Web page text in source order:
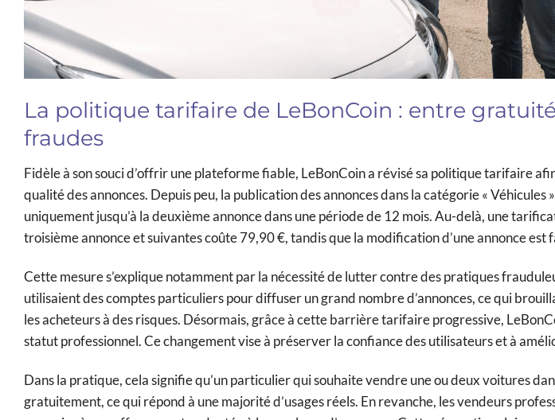
La politique tarifaire de LeBonCoin : entre
fraudes
Fidèle à son souci d’offrir une plateforme fiable, LeBonCoin a révisé sa politique tarifaire
qualité des annonces. Depuis peu, la publication des annonces dans la catégorie «
uniquement jusqu’à la deuxième annonce dans une période de 12 mois. Au-delà, une
troisième annonce et suivantes coûte 79,90 €, tandis que la modification d’une annonce est
Cette mesure s’explique notamment par la nécessité de lutter contre des pratiques
utilisaient des comptes particuliers pour diffuser un grand nombre d’annonces, ce qui
les acheteurs à des risques. Désormais, grâce à cette barrière tarifaire progressive,
statut professionnel. Ce changement vise à préserver la confiance des utilisateurs et à
Dans la pratique, cela signifie qu’un particulier qui souhaite vendre une ou deux voitures
gratuitement, ce qui répond à une majorité d’usages réels. En revanche, les vendeurs